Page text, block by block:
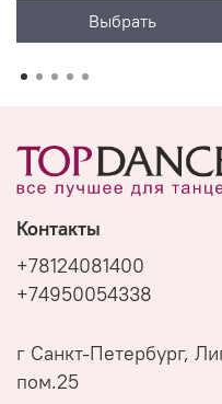
Выбрать
Контакты
+78124081400
+74950054338
г Санкт-Петербург,
пом.25